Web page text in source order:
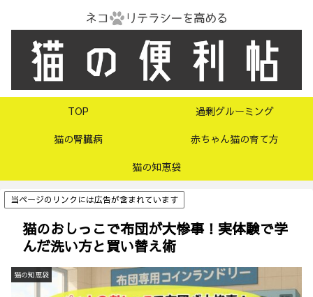
TOP
過剰グルーミング
猫の腎臓病
赤ちゃん猫の育て方
猫の知恵袋
当ページのリンクには広告が含まれています
猫のおしっこで布団が大惨事！実体験で学
んだ洗い方と買い替え術
猫の知恵袋